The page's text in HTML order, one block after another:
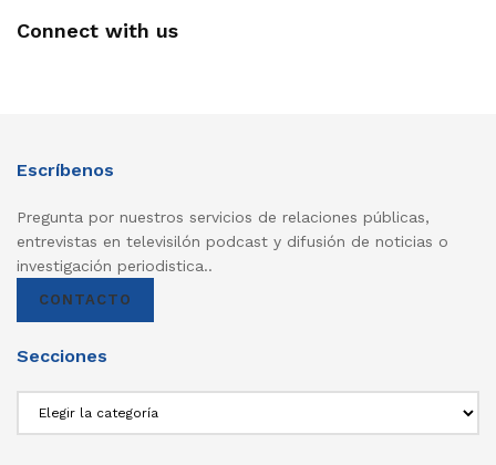
Connect with us
Escríbenos
Pregunta por nuestros servicios de relaciones públicas,
entrevistas en televisilón podcast y difusión de noticias o
investigación periodistica..
CONTACTO
Secciones